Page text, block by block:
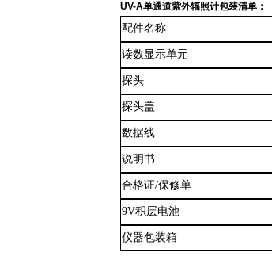
UV-A单通道紫外辐照计包装清单：
配件名称
读数显示单元
探头
探头盖
数据线
说明书
合格证/保修单
9V积层电池
仪器包装箱